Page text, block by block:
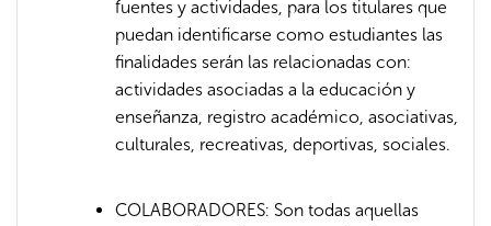
fuentes y actividades, para los titulares que
puedan identificarse como estudiantes las
finalidades serán las relacionadas con:
actividades asociadas a la educación y
enseñanza, registro académico, asociativas,
culturales, recreativas, deportivas, sociales.
COLABORADORES: Son todas aquellas